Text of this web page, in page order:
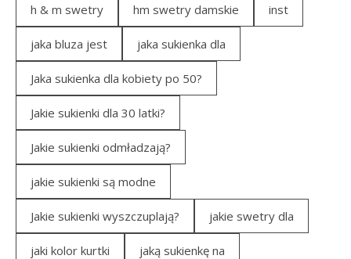
h & m swetry hm swetry damskie inst
jaka bluza jest jaka sukienka dla
Jaka sukienka dla kobiety po 50?
Jakie sukienki dla 30 latki?
Jakie sukienki odmładzają?
jakie sukienki są modne
Jakie sukienki wyszczuplają? jakie swetry dla
jaki kolor kurtki jaką sukienkę na